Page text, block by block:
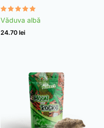
Evaluat la
4.97
din 5
Văduva albă
24.70 lei